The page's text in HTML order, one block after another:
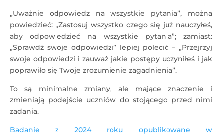
„Uważnie odpowiedz na wszystkie pytania”, można
powiedzieć: „Zastosuj wszystko czego się już nauczyłeś,
aby odpowiedzieć na wszystkie pytania”; zamiast:
„Sprawdź swoje odpowiedzi” lepiej polecić – „Przejrzyj
swoje odpowiedzi i zauważ jakie postępy uczyniłeś i jak
poprawiło się Twoje zrozumienie zagadnienia”.
To są minimalne zmiany, ale mające znaczenie i
zmieniają podejście uczniów do stojącego przed nimi
zadania.
Badanie z 2024 roku opublikowane w